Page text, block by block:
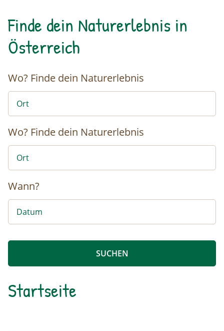
Finde dein Naturerlebnis in
Österreich
Wo? Finde dein Naturerlebnis
Wo? Finde dein Naturerlebnis
Wann?
Startseite